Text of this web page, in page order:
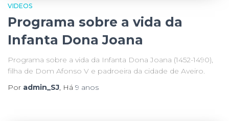
VIDEOS
Programa sobre a vida da
Infanta Dona Joana
Programa sobre a vida da Infanta Dona Joana (1452-1490),
filha de Dom Afonso V e padroeira da cidade de Aveiro.
Por admin_SJ, Há 9 anos